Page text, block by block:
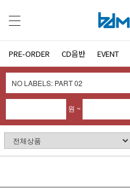
PRE-ORDER CD음반 EVENT
원 ~